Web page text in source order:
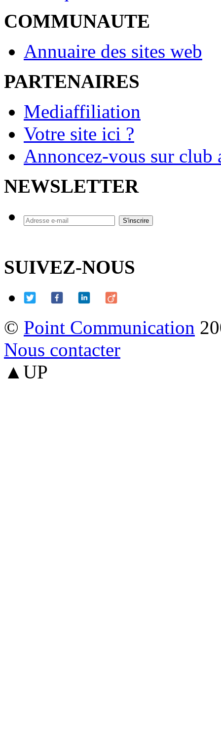
COMMUNAUTE
Annuaire des sites web
PARTENAIRES
Mediaffiliation
Votre site ici ?
Annoncez-vous sur
NEWSLETTER
SUIVEZ-NOUS
© Point Communication
Nous contacter
▲UP